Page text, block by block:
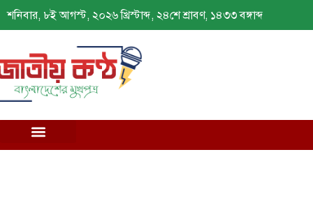
শনিবার, ৮ই আগস্ট, ২০২৬ খ্রিস্টাব্দ, ২৪শে শ্রাবণ, ১৪৩৩ বঙ্গাব্দ